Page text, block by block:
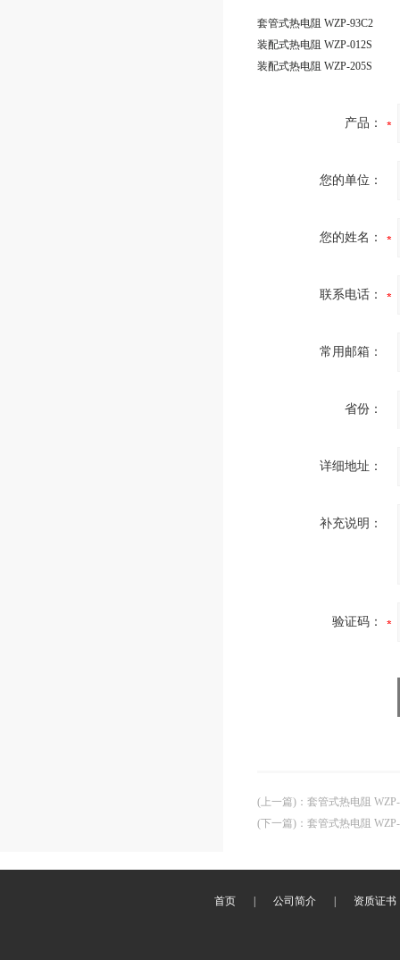
套管式热电阻 WZP-93C2
装配式热电阻 WZP-012S
装配式热电阻 WZP-205S
产品：
您的单位：
您的姓名：
联系电话：
常用邮箱：
省份：
详细地址：
补充说明：
验证码：
(上一篇) ： 套管式热电阻
(下一篇) ： 套管式热电阻
首页 公司简介 资质证书